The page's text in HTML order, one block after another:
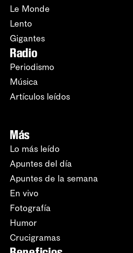
Le Monde
Lento
Gigantes
Radio
Periodismo
Música
Artículos leídos
Más
Lo más leído
Apuntes del día
Apuntes de la semana
En vivo
Fotografía
Humor
Crucigramas